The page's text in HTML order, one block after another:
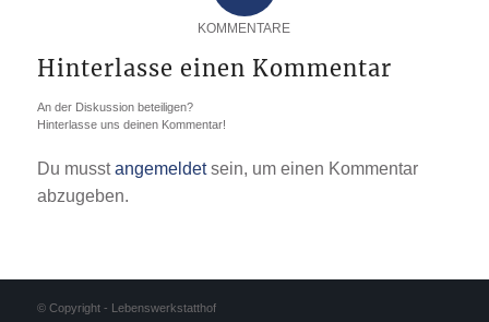
KOMMENTARE
Hinterlasse einen Kommentar
An der Diskussion beteiligen?
Hinterlasse uns deinen Kommentar!
Du musstangemeldetsein, um einen Kommentar
abzugeben.
© Copyright - Lebenswerkstatthof